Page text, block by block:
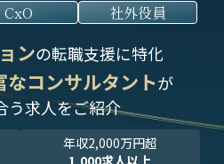
CxO 社外役員
ンの転職支援に特化
コンサルタントが
う求人をご紹介
年収2,000万円超
1,000求人以上